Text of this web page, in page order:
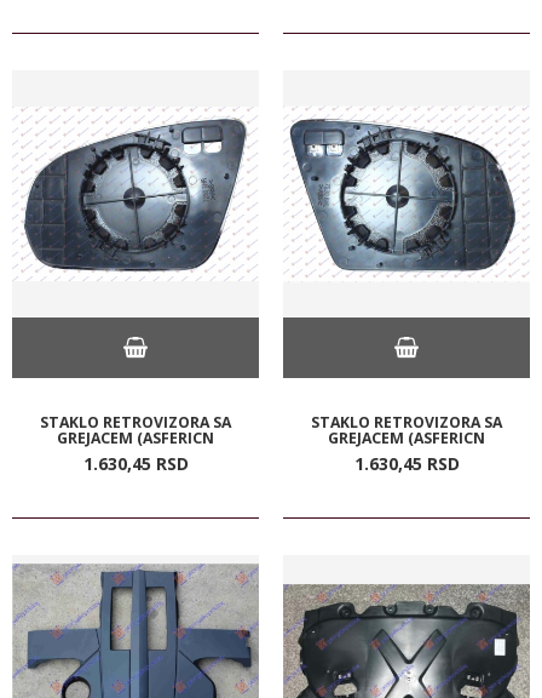
STAKLO RETROVIZORA SA
GREJACEM (ASFERICN
1.630,45 RSD
STAKLO RETROVIZORA SA
GREJACEM (ASFERICN
1.630,45 RSD